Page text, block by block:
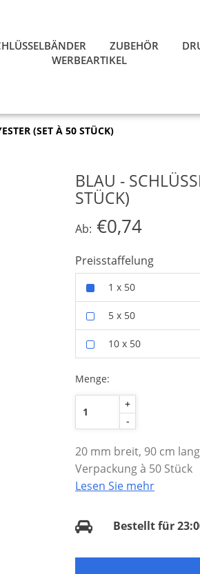
ZUBEHÖR
WERBEARTIKEL
(SET À 50 STÜCK)
BLAU -
STÜCK)
Ab: €0,74
Preisstaffelung
1 x 50
5 x 50
10 x 50
Menge:
+
-
20 mm breit, 90 cm
Verpackung à 50 Stück
Lesen Sie mehr
Bestellt für